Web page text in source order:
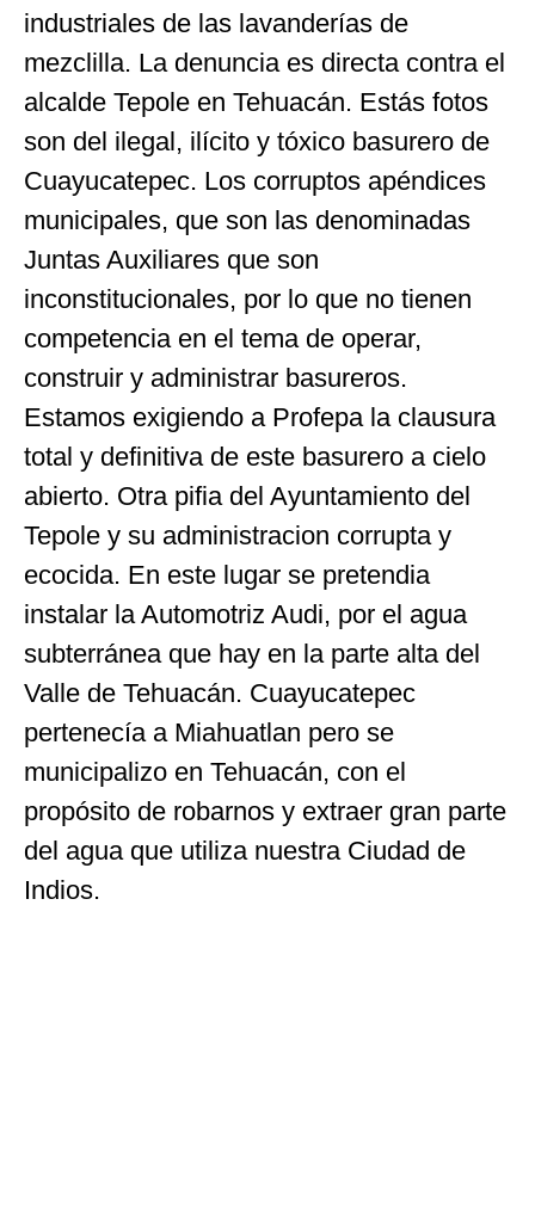
industriales de las lavanderías de
mezclilla. La denuncia es directa contra el
alcalde Tepole en Tehuacán. Estás fotos
son del ilegal, ilícito y tóxico basurero de
Cuayucatepec. Los corruptos apéndices
municipales, que son las denominadas
Juntas Auxiliares que son
inconstitucionales, por lo que no tienen
competencia en el tema de operar,
construir y administrar basureros.
Estamos exigiendo a Profepa la clausura
total y definitiva de este basurero a cielo
abierto. Otra pifia del Ayuntamiento del
Tepole y su administracion corrupta y
ecocida. En este lugar se pretendia
instalar la Automotriz Audi, por el agua
subterránea que hay en la parte alta del
Valle de Tehuacán. Cuayucatepec
pertenecía a Miahuatlan pero se
municipalizo en Tehuacán, con el
propósito de robarnos y extraer gran parte
del agua que utiliza nuestra Ciudad de
Indios.